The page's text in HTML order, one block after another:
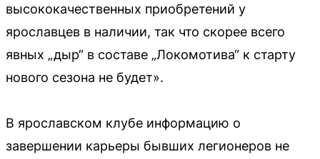
высококачественных приобретений у
ярославцев в наличии, так что скорее всего
явных „дыр“ в составе „Локомотива“ к старту
нового сезона не будет».
В ярославском клубе информацию о
завершении карьеры бывших легионеров не